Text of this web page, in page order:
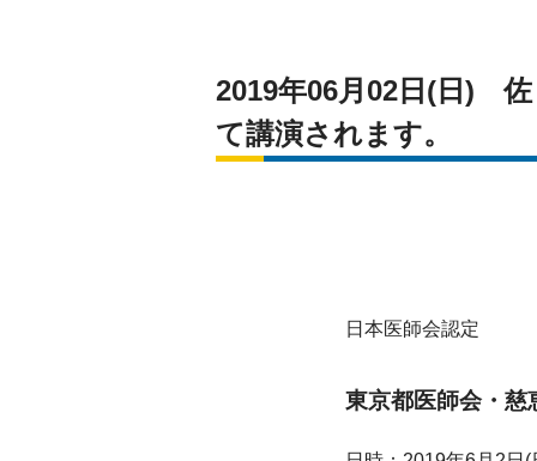
2019年06月02日(日)　
て講演されます。
日本医師会認定
東京都医師会・慈